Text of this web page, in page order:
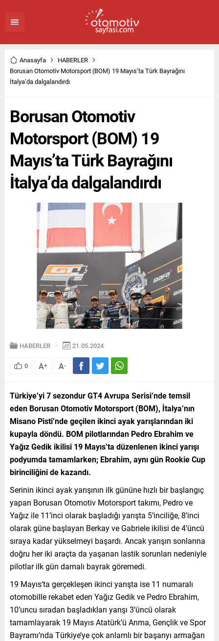
Anasayfa
HABERLER
Borusan Otomotiv Motorsport (BOM) 19 Mayıs’ta Türk Bayrağını
İtalya’da dalgalandırdı
Borusan Otomotiv
Motorsport (BOM) 19
Mayıs’ta Türk Bayrağını
İtalya’da dalgalandırdı
HABERLER 21.05.2024
0 A+ A-
Türkiye’yi 7 sezondur GT4 Avrupa Serisi’nde temsil
eden Borusan Otomotiv Motorsport (BOM), İtalya’nın
Misano Pisti’nde geçilen ikinci ayak yarışlarından iki
kupayla döndü. BOM pilotlarından Pedro Ebrahim ve
Yağız Gedik ikilisi 19 Mayıs’ta düzenlenen ikinci yarışı
podyumda tamamlarken; Ebrahim, aynı gün Rookie Cup
birinciliğini de kazandı.
Serinin ikinci ayak yarışının ilk gününe hızlı bir başlangıç
yapan Borusan Otomotiv Motorsport takımı, Pedro ve
Yağız ile 11’inci olarak başladığı yarışta 5’inciliğe, 8’inci
olarak güne başlayan Berkay ve Gabriele ikilisi de 4’üncü
sıraya kadar yükselmeyi başardı. Ancak yarışın sonlarına
doğru her iki araçta da yaşanan lastik sorunları nedeniyle
pilotlar ilk gün damalı bayrak göremedi.
19 Mayıs‘ta gerçekleşen ikinci yarışta ise 11 numaralı
otomobille rekabet eden Yağız Gedik ve Pedro Ebrahim,
10’uncu sıradan başladıkları yarışı 3’üncü olarak
tamamlayarak 19 Mayıs Atatürk’ü Anma, Gençlik ve Spor
Bayramı’nda Türkiye’ye çok anlamlı bir başarıyı armağan